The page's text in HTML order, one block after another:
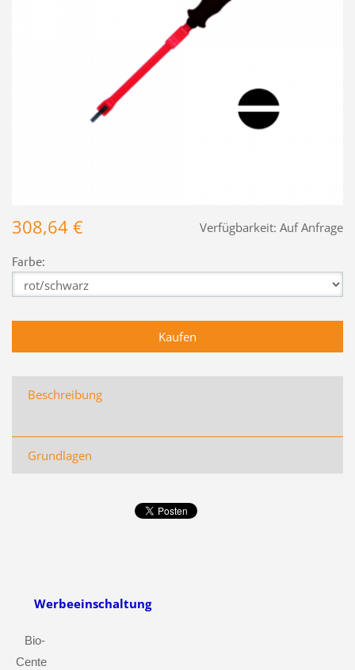
Verfügbarkeit: Auf Anfrage
308,64 €
Farbe:
Beschreibung
Grundlagen
Werbeeinschaltung
Bio-
Cente